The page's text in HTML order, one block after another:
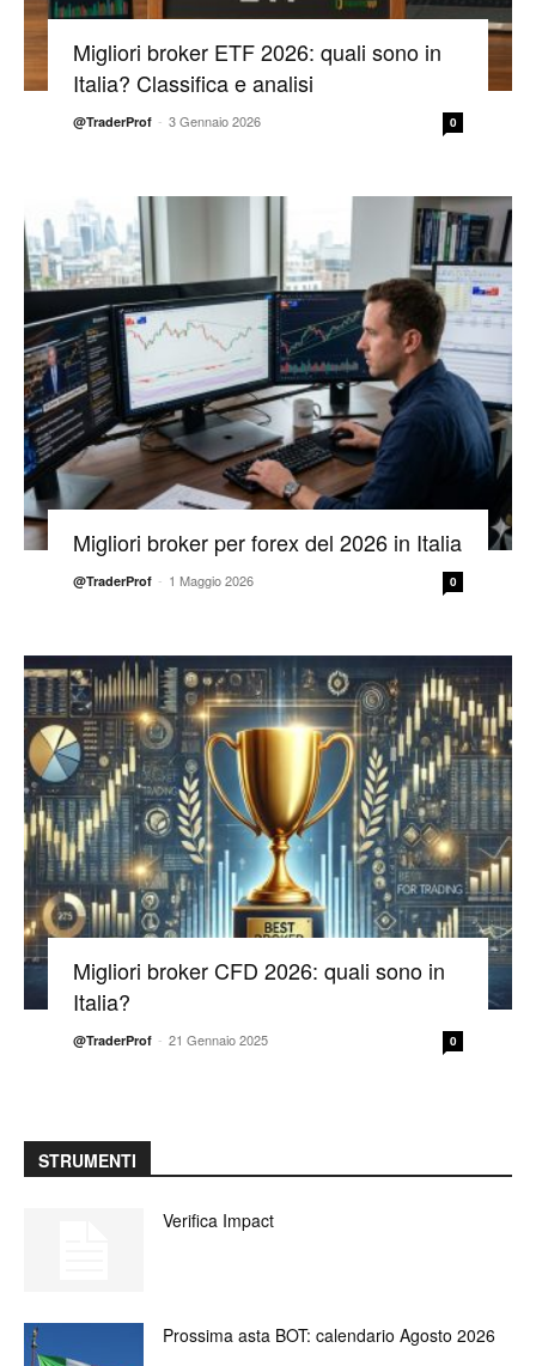
Migliori broker ETF 2026: quali sono in
Italia? Classifica e analisi
@TraderProf - 3 Gennaio 2026 0
Migliori broker per forex del 2026 in Italia
@TraderProf - 1 Maggio 2026 0
Migliori broker CFD 2026: quali sono in
Italia?
@TraderProf - 21 Gennaio 2025 0
STRUMENTI
Verifica Impact
Prossima asta BOT: calendario Agosto 2026